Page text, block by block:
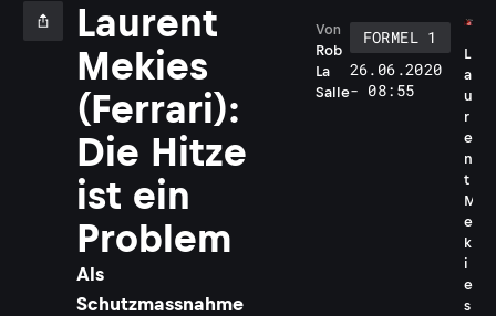
Laurent
Mekies
(Ferrari):
Die Hitze
ist ein
Problem
Als
Schutzmassnahme
Rob
La
Salle
Von
FORMEL 1
26.06.2020
- 08:55
L
a
u
r
e
n
t
M
e
k
i
e
s